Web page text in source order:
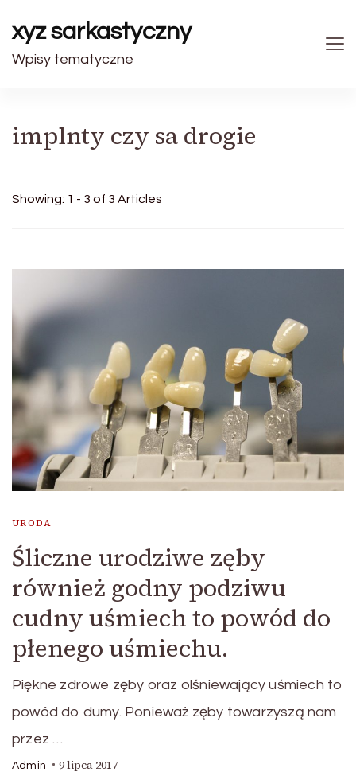
xyz sarkastyczny
Wpisy tematyczne
implnty czy sa drogie
Showing: 1 - 3 of 3 Articles
URODA
Śliczne urodziwe zęby
również godny podziwu
cudny uśmiech to powód do
płenego uśmiechu.
Piękne zdrowe zęby oraz olśniewający uśmiech to
powód do dumy. Ponieważ zęby towarzyszą nam
przez …
Admin 9 lipca 2017